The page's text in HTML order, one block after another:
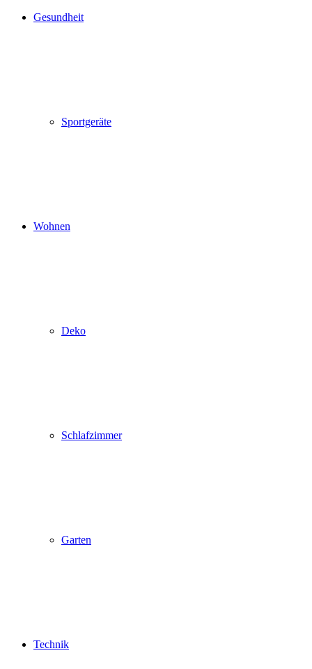
Gesundheit
Sportgeräte
Wohnen
Deko
Schlafzimmer
Garten
Technik